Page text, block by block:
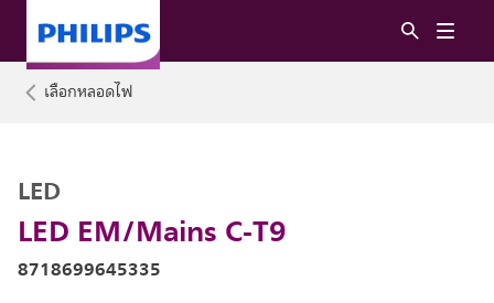
เลือกหลอดไฟ
LED EM/Mains C-T9
LED
8718699645335